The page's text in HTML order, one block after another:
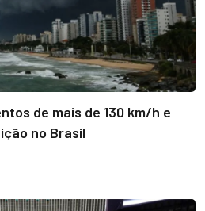
de mais de 130 km/h e
no Brasil